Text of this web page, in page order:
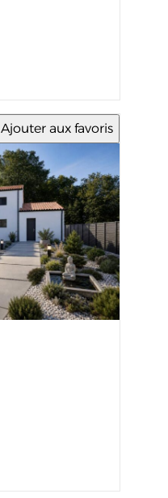
Ajouter aux favoris